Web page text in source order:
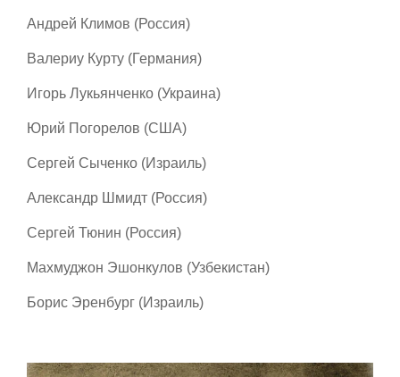
Андрей Климов (Россия)
Валериу Курту (Германия)
Игорь Лукьянченко (Украина)
Юрий Погорелов (США)
Сергей Сыченко (Израиль)
Александр Шмидт (Россия)
Сергей Тюнин (Россия)
Махмуджон Эшонкулов (Узбекистан)
Борис Эренбург (Израиль)